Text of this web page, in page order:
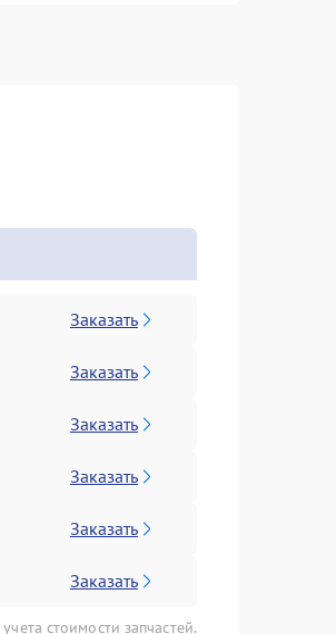
Заказать
Заказать
Заказать
Заказать
Заказать
Заказать
стоимости запчастей.